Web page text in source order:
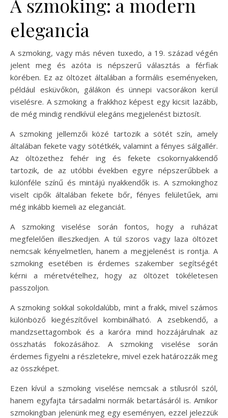
A szmoking: a modern
elegancia
A szmoking, vagy más néven tuxedo, a 19. század végén
jelent meg és azóta is népszerű választás a férfiak
körében. Ez az öltözet általában a formális eseményeken,
például esküvőkön, gálákon és ünnepi vacsorákon kerül
viselésre. A szmoking a frakkhoz képest egy kicsit lazább,
de még mindig rendkívül elegáns megjelenést biztosít.
A szmoking jellemzői közé tartozik a sötét szín, amely
általában fekete vagy sötétkék, valamint a fényes sálgallér.
Az öltözethez fehér ing és fekete csokornyakkendő
tartozik, de az utóbbi években egyre népszerűbbek a
különféle színű és mintájú nyakkendők is. A szmokinghoz
viselt cipők általában fekete bőr, fényes felületűek, ami
még inkább kiemeli az eleganciát.
A szmoking viselése során fontos, hogy a ruházat
megfelelően illeszkedjen. A túl szoros vagy laza öltözet
nemcsak kényelmetlen, hanem a megjelenést is rontja. A
szmoking esetében is érdemes szakember segítségét
kérni a méretvételhez, hogy az öltözet tökéletesen
passzoljon.
A szmoking sokkal sokoldalúbb, mint a frakk, mivel számos
különböző kiegészítővel kombinálható. A zsebkendő, a
mandzsettagombok és a karóra mind hozzájárulnak az
összhatás fokozásához. A szmoking viselése során
érdemes figyelni a részletekre, mivel ezek határozzák meg
az összképet.
Ezen kívül a szmoking viselése nemcsak a stílusról szól,
hanem egyfajta társadalmi normák betartásáról is. Amikor
szmokingban jelenünk meg egy eseményen, ezzel jelezzük